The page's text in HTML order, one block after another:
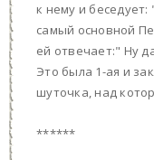
к нему и
самый основной
ей отвечает:" Ну
Это была 1-ая и
шуточка, над
******